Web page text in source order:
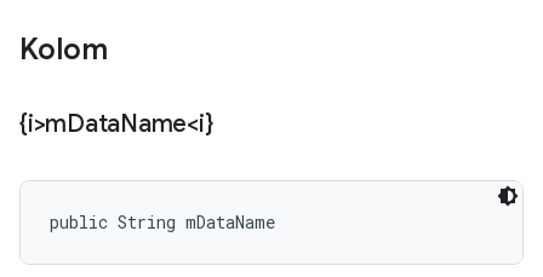
Kolom
{i>mDataName<i}
public String mDataName